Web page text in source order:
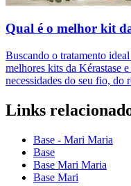
Qual é o melhor kit
Buscando o tratamento
melhores kits da Kérastase
necessidades do seu fio, do
Links
Base - Mari Maria
Base
Base Mari Maria
Base Mari